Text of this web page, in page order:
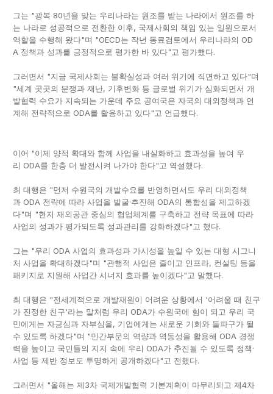
그는 "광복 80년을 맞는 우리나라는 원조를 받는 나라에서 원조를 하
는 나라로 성공적으로 전환한 이후, 국제사회의 책임 있는 일원으로서
역할을 수행해 왔다"며 "OECD는 작년 동료검토에서 우리나라의 OD
A 정책과 성과를 긍정적으로 평가한 바 있다"고 평가했다.
그러면서 "지금 국제사회는 불확실성과 여러 위기에 직면하고 있다"며
"세계 곳곳의 분쟁과 재난, 기후변화 등 글로벌 위기가 심화되면서 개
발협력 수요가 지속되는 가운데 주요 공여국은 자국의 대외정책과 연
계해 전략적으로 ODA를 활용하고 있다"고 언급했다.
이어 "이제 양적 확대와 함께 사업을 내실화하고 효과성을 높여 우
리 ODA를 한층 더 발전시켜 나가야 한다"고 역설했다.
최 대행은 "먼저 수원국의 개발수요를 반영하면서도 우리 대외정책
과 ODA 전략에 따라 사업을 발굴·추진해 ODA의 통합성을 제고하겠
다"며 "현지 재외공관 중심의 협업체계를 구축하고 전략 목표에 따라
사업의 성과가 평가되도록 성과관리를 강화하겠다"고 했다.
그는 "우리 ODA 사업의 효과성과 가시성을 높일 수 있는 대형 시그니
처 사업을 확대하겠다"며 "관행적 사업은 줄이고 인프라, 컨설팅 등을
패키지로 지원해 사업간 시너지 효과를 높이겠다"고 말했다.
최 대행은 "전세계적으로 개발재원이 어려운 상황에서 '어려울 때 친구
가 진정한 친구'라는 말처럼 우리 ODA가 수원국에 힘이 되고 우리 국
민에게는 자긍심과 자부심을, 기업에게는 새로운 기회와 돌파구가 될
수 있도록 하겠다"며 "민간부문의 역량과 역동성을 활용해 ODA 경쟁
력을 높이고 국민들의 지지 속에 우리 ODA가 추진될 수 있도록 정책·
사업 등 제반 정보도 투명하게 공개하겠다"고 전했다.
그러면서 "올해는 제3차 국제개발협력 기본계획이 마무리되고 제4차